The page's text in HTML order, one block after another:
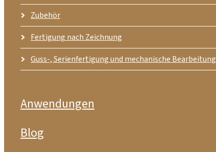
Zubehör
Fertigung nach Zeichnung
Guss-, Serienfertigung und mechanische Bearbeitung
Anwendungen
Blog